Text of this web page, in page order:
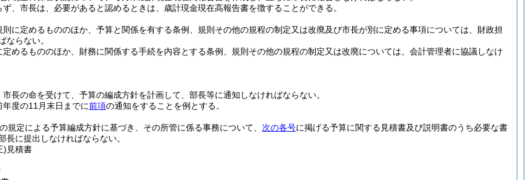
、市長は、必要があると認めるときは、歳計現金現在高報告書を徴することができる。
に定めるもののほか、予算と関係を有する条例、規則その他の規程の制定又は改廃及び市長が別に定める事項については、財政担
ならない。
めるもののほか、財務に関係する手続を内容とする条例、規則その他の規程の制定又は改廃については、会計管理者に協議しなけ
長の命を受けて、予算の編成方針を計画して、部長等に通知しなければならない。
度の11月末日までに前項の通知をすることを例とする。
の規定による予算編成方針に基づき、その所管に係る事務について、 次の各号に掲げる予算に関する見積書及び説明書のうち必要な書
長に提出しなければならない。
) 見積書